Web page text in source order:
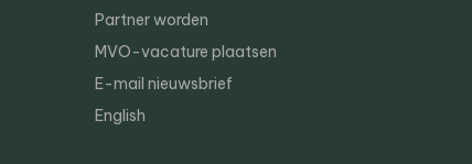
Partner worden
MVO-vacature plaatsen
E-mail nieuwsbrief
English